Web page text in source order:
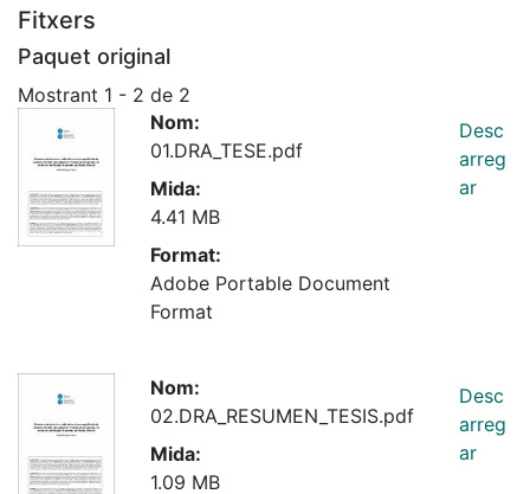
Fitxers
Paquet original
Mostrant 1 - 2 de 2
Nom:
01.DRA_TESE.pdf
Mida:
4.41 MB
Format:
Adobe Portable Document
Format
Desc
arreg
ar
Nom:
02.DRA_RESUMEN_TESIS.pdf
Mida:
1.09 MB
Desc
arreg
ar